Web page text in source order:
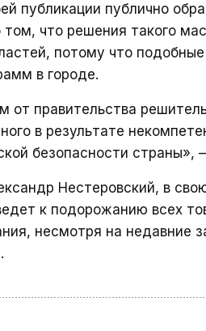
публикации публично
что решения такого
потому что
в городе.
от правительства
в результате
безопасности
Нестеровский, в
к подорожанию всех
несмотря на недавние